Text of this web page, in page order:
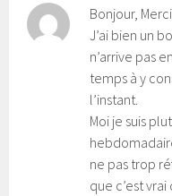
Bonjour,
J’ai bien un
n’arrive pas
temps à y
l’instant.
Moi je suis
ne pas trop
que c’est vrai